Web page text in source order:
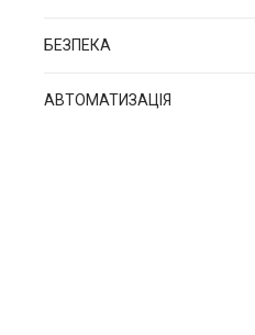
БЕЗПЕКА
АВТОМАТИЗАЦІЯ